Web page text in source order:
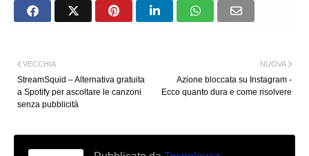
NUOVA
Azione bloccata su Instagram -
Ecco quanto dura e come risolvere
VECCHIA
StreamSquid – Alternativa gratuita
a Spotify per ascoltare le canzoni
senza pubblicità